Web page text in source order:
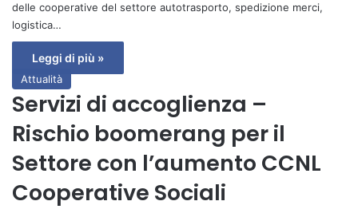
delle cooperative del settore autotrasporto, spedizione merci,
logistica…
Leggi di più »
Attualità
Servizi di accoglienza –
Rischio boomerang per il
Settore con l’aumento CCNL
Cooperative Sociali